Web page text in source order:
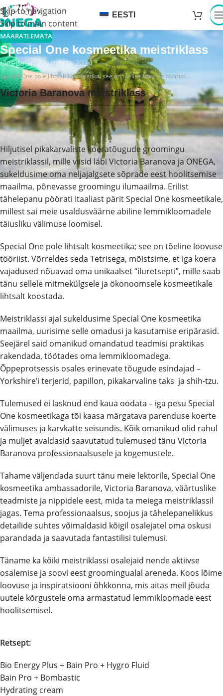
Skip to navigation
Skip to main content
EESTI
MÄÄRATLEMATA
Special One kosmeetika meistriklass
OnegaOn 27. märts 2024
Special One pole lihtsalt kosmeetika; see on tõeline loovuse tööriist...
Victoria Baranova meistriklass
Hiljutisel pikakarvaliste koeratõugude groomingu
meistriklassil, mille viisid läbi Victoria Baranova ja ONEGA,
sukeldusime oma neljajalgsete sõprade eest hoolitsemise
maailma, põnevasse groomingu ilumaailma. Erilist
tähelepanu pöörati Itaaliast pärit Special One kosmeetikale,
millest sai meie usaldusväärne abiline lemmikloomadele
täiusliku välimuse loomisel.
Special One pole lihtsalt kosmeetika; see on tõeline loovuse
tööriist. Võrreldes seda Tetrisega, mõistsime, et iga koera
vajadused nõuavad oma unikaalset “iluretsepti”, mille saab
tänu sellele mitmekülgsele ja ökonoomsele kosmeetikale
lihtsalt koostada.
Meistriklassi ajal sukeldusime Special One kosmeetika
maailma, uurisime selle omadusi ja kasutamise eripärasid.
Seejärel said omanikud omandatud teadmisi praktikas
rakendada, töötades oma lemmikloomadega.
Õppeprotsessis osales erinevate tõugude esindajad –
Yorkshire’i terjerid, papillon, pikakarvaline taks ja shih-tzu.
Tulemused ei lasknud end kaua oodata – iga pesu Special
One kosmeetikaga tõi kaasa märgatava parenduse koerte
välimuses ja karvkatte seisundis. Kõik omanikud olid rahul
ja muljet avaldasid saavutatud tulemused tänu Victoria
Baranova professionaalsusele ja kogemustele.
Tahame väljendada suurt tänu meie lektorile, Special One
kosmeetika ambassadorile, Victoria Baranova, väärtuslike
teadmiste ja nippidele eest, mida ta meiega meistriklassil
jagas. Tema professionaalsus, soojus ja tähelepanelikkus
detailide suhtes võimaldasid kõigil osalejatel oma oskusi
parandada ja saavutada fantastilisi tulemusi.
Täname ka kõiki meistriklassi osalejaid nende aktiivse
osalemise ja soovi eest groomingualal areneda. Koos lõime
loovuse ja inspiratsiooni õhkkonna, mis aitas meil jõuda
uutele kõrgustele oma armastatud lemmikloomade eest
hoolitsemisel.
Retsept:
Bio Energy Plus + Bain Pro + Hygro Fluid
Bain Pro + Bombastic
Hydrating cream